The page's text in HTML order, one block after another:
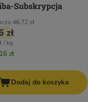
46,72 zł
zł
/ kg
zł
Dodaj do koszyka